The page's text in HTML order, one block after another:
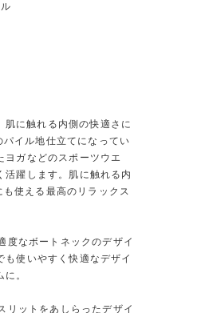
に触れる内側の快適さに
イル地仕立てになってい
ヨガなどのスポーツウエ
活躍します。肌に触れる内
使える最高のリラックス
なボートネックのデザイ
使いやすく快適なデザイ
。
ットをあしらったデザイ